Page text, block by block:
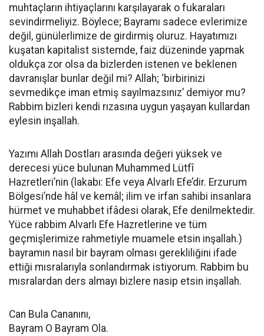
muhtaçların ihtiyaçlarını karşılayarak o fukaraları
sevindirmeliyiz. Böylece; Bayramı sadece evlerimize
değil, günülerlimize de girdirmiş oluruz. Hayatımızı
kuşatan kapitalist sistemde, faiz düzeninde yapmak
oldukça zor olsa da bizlerden istenen ve beklenen
davranışlar bunlar değil mi? Allah; ‘birbirinizi
sevmedikçe iman etmiş sayılmazsınız’ demiyor mu?
Rabbim bizleri kendi rızasına uygun yaşayan kullardan
eylesin inşallah.
Yazımı Allah Dostları arasında değeri yüksek ve
derecesi yüce bulunan Muhammed Lütfî
Hazretleri’nin (lakabı: Efe veya Alvarlı Efe’dir. Erzurum
Bölgesi’nde hâl ve kemâl; ilim ve irfan sahibi insanlara
hürmet ve muhabbet ifâdesi olarak, Efe denilmektedir.
Yüce rabbim Alvarlı Efe Hazretlerine ve tüm
geçmişlerimize rahmetiyle muamele etsin inşallah.)
bayramın nasıl bir bayram olması gerekliliğini ifade
ettiği mısralarıyla sonlandırmak istiyorum. Rabbim bu
mısralardan ders almayı bizlere nasip etsin inşallah.
Can Bula Cananını,
Bayram O Bayram Ola.